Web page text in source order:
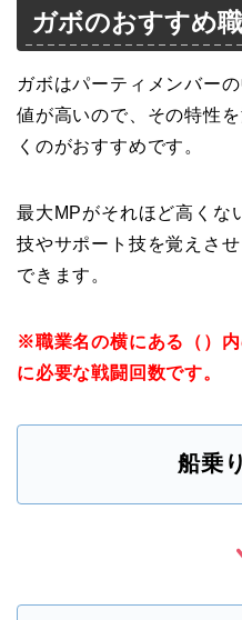
ガボのおすすめ
ガボはパーティメンバー
値が高いので、その特性
くのがおすすめです。
最大MPがそれほど高くな
技やサポート技を覚えさ
できます。
※職業名の横にある（）
に必要な戦闘回数です。
船乗